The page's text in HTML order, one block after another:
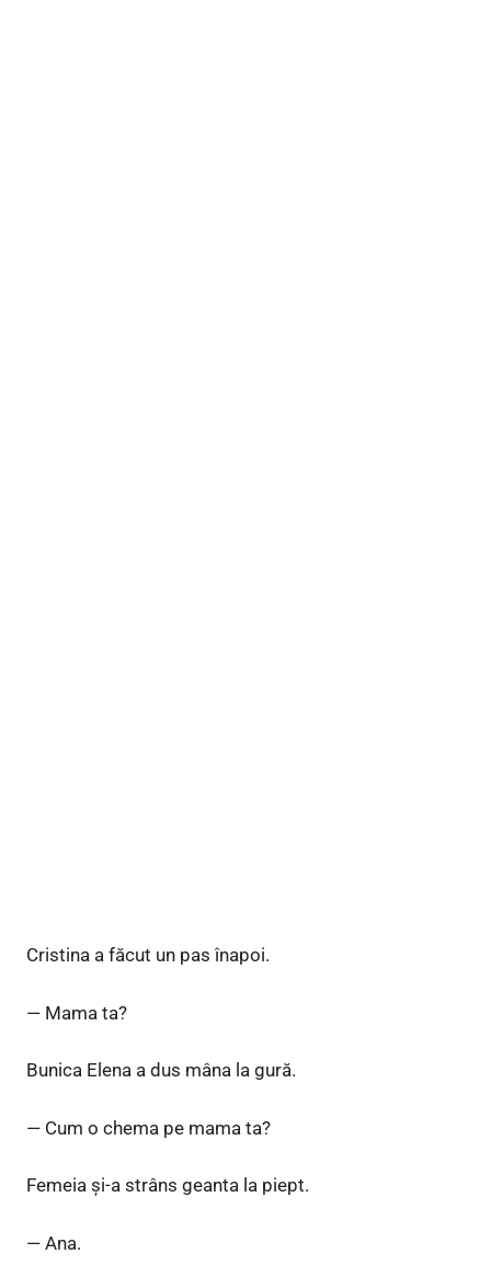
Cristina a făcut un pas înapoi.
— Mama ta?
Bunica Elena a dus mâna la gură.
— Cum o chema pe mama ta?
Femeia și-a strâns geanta la piept.
— Ana.